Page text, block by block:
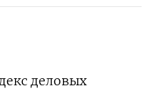
деловых